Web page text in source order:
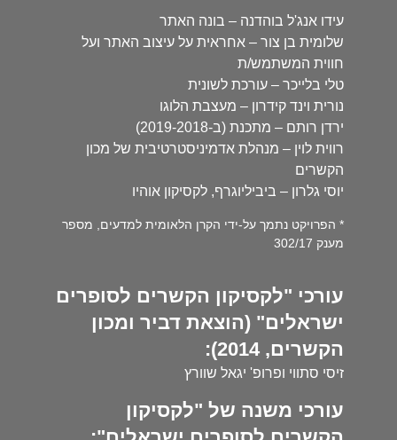
עידו אנג'ל בוהדנה – בונה האתר
שלומית בן צור – אחראית על עיצוב האתר ועל
חווית המשתמש/ת
טלי בלייכר – עורכת לשונית
נורית וינד קידרון – מעצבת הלוגו
ירדן רותם – מתכנת (ב-2019-2018)
רווית לוין – מנהלת אדמיניסטרטיבית של מכון
הקשרים
יוסי גלרון – ביביליוגרף, לקסיקון אוהיו
* הפרויקט נתמך על-ידי הקרן הלאומית למדעים, מספר
מענק 302/17
עורכי "לקסיקון הקשרים לסופרים
ישראלים" (הוצאת דביר ומכון
הקשרים, 2014):
זיסי סתווי ופרופ' יגאל שוורץ
עורכי משנה של "לקסיקון